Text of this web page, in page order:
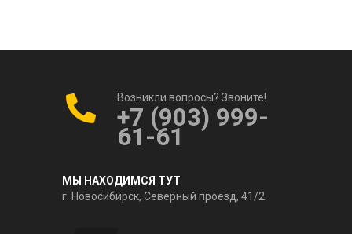
Возникли вопросы? Звоните!
+7 (903) 999-
61-61
МЫ НАХОДИМСЯ ТУТ
г. Новосибирск, Северный проезд, 41/2